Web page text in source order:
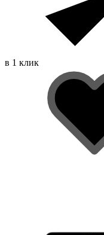
в 1 клик